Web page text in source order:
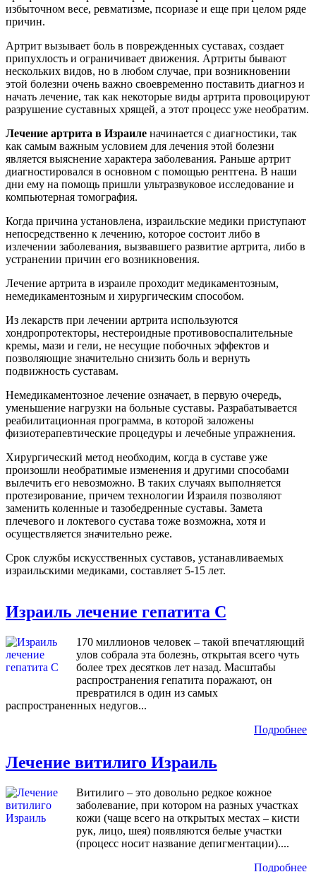
избыточном весе, ревматизме, псориазе и еще при целом ряде
причин.
Артрит вызывает боль в поврежденных суставах, создает
припухлость и ограничивает движения. Артриты бывают
нескольких видов, но в любом случае, при возникновении
этой болезни очень важно своевременно поставить диагноз и
начать лечение, так как некоторые виды артрита провоцируют
разрушение суставных хрящей, а этот процесс уже необратим.
Лечение артрита в Израиле начинается с диагностики, так
как самым важным условием для лечения этой болезни
является выяснение характера заболевания. Раньше артрит
диагностировался в основном с помощью рентгена. В наши
дни ему на помощь пришли ультразвуковое исследование и
компьютерная томография.
Когда причина установлена, израильские медики приступают
непосредственно к лечению, которое состоит либо в
излечении заболевания, вызвавшего развитие артрита, либо в
устранении причин его возникновения.
Лечение артрита в израиле проходит медикаментозным,
немедикаментозным и хирургическим способом.
Из лекарств при лечении артрита используются
хондропротекторы, нестероидные противовоспалительные
кремы, мази и гели, не несущие побочных эффектов и
позволяющие значительно снизить боль и вернуть
подвижность суставам.
Немедикаментозное лечение означает, в первую очередь,
уменьшение нагрузки на больные суставы. Разрабатывается
реабилитационная программа, в которой заложены
физиотерапевтические процедуры и лечебные упражнения.
Хирургический метод необходим, когда в суставе уже
произошли необратимые изменения и другими способами
вылечить его невозможно. В таких случаях выполняется
протезирование, причем технологии Израиля позволяют
заменить коленные и тазобедренные суставы. Замета
плечевого и локтевого сустава тоже возможна, хотя и
осуществляется значительно реже.
Срок службы искусственных суставов, устанавливаемых
израильскими медиками, составляет 5-15 лет.
Израиль лечение гепатита С
170 миллионов человек – такой впечатляющий
улов собрала эта болезнь, открытая всего чуть
более трех десятков лет назад. Масштабы
распространения гепатита поражают, он
превратился в один из самых
распространенных недугов...
Подробнее
Лечение витилиго Израиль
Витилиго – это довольно редкое кожное
заболевание, при котором на разных участках
кожи (чаще всего на открытых местах – кисти
рук, лицо, шея) появляются белые участки
(процесс носит название депигментации)....
Подробнее